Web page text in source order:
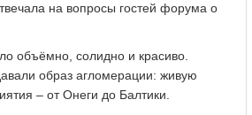
на вопросы гостей форума о
объёмно, солидно и красиво.
образ агломерации: живую
– ​от Онеги до Балтики.